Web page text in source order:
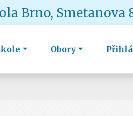
Brno, Smetanova
Obory